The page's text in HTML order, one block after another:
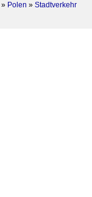
» Polen » Stadtverkehr